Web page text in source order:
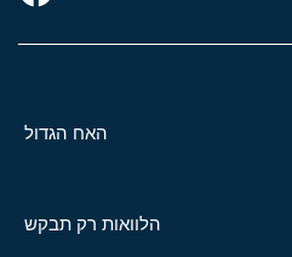
האח הגדול
הלוואות רק תבקש